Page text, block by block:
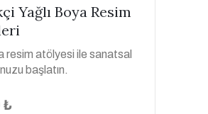
Yağlı Boya Resim
resim atölyesi ile sanatsal
başlatın.
₺